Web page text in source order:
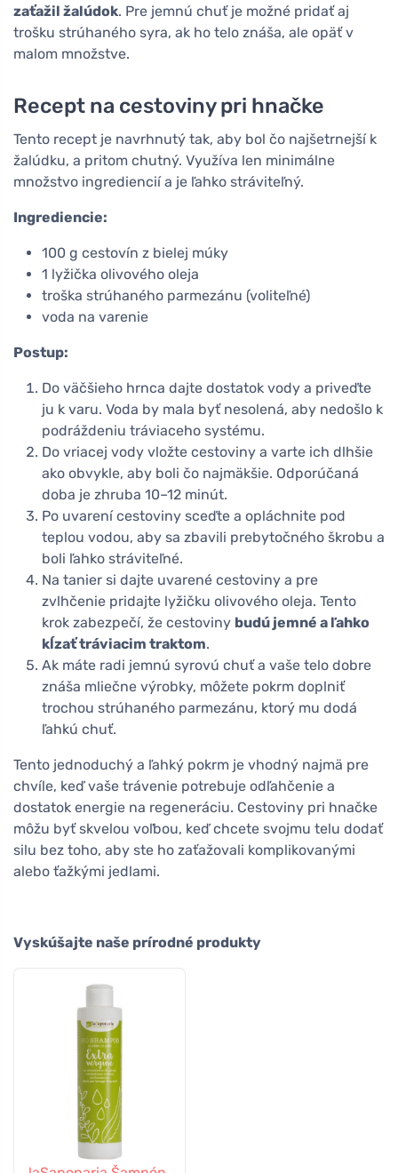
zaťažil žalúdok. Pre jemnú chuť je možné pridať aj
trošku strúhaného syra, ak ho telo znáša, ale opäť v
malom množstve.
Recept na cestoviny pri hnačke
Tento recept je navrhnutý tak, aby bol čo najšetrnejší k
žalúdku, a pritom chutný. Využíva len minimálne
množstvo ingrediencií a je ľahko stráviteľný.
Ingrediencie:
100 g cestovín z bielej múky
1 lyžička olivového oleja
troška strúhaného parmezánu (voliteľné)
voda na varenie
Postup:
Do väčšieho hrnca dajte dostatok vody a priveďte
ju k varu. Voda by mala byť nesolená, aby nedošlo k
podráždeniu tráviaceho systému.
Do vriacej vody vložte cestoviny a varte ich dlhšie
ako obvykle, aby boli čo najmäkšie. Odporúčaná
doba je zhruba 10–12 minút.
Po uvarení cestoviny sceďte a opláchnite pod
teplou vodou, aby sa zbavili prebytočného škrobu a
boli ľahko stráviteľné.
Na tanier si dajte uvarené cestoviny a pre
zvlhčenie pridajte lyžičku olivového oleja. Tento
krok zabezpečí, že cestoviny budú jemné a ľahko
kĺzať tráviacim traktom.
Ak máte radi jemnú syrovú chuť a vaše telo dobre
znáša mliečne výrobky, môžete pokrm doplniť
trochou strúhaného parmezánu, ktorý mu dodá
ľahkú chuť.
Tento jednoduchý a ľahký pokrm je vhodný najmä pre
chvíle, keď vaše trávenie potrebuje odľahčenie a
dostatok energie na regeneráciu. Cestoviny pri hnačke
môžu byť skvelou voľbou, keď chcete svojmu telu dodať
silu bez toho, aby ste ho zaťažovali komplikovanými
alebo ťažkými jedlami.
Vyskúšajte naše prírodné produkty